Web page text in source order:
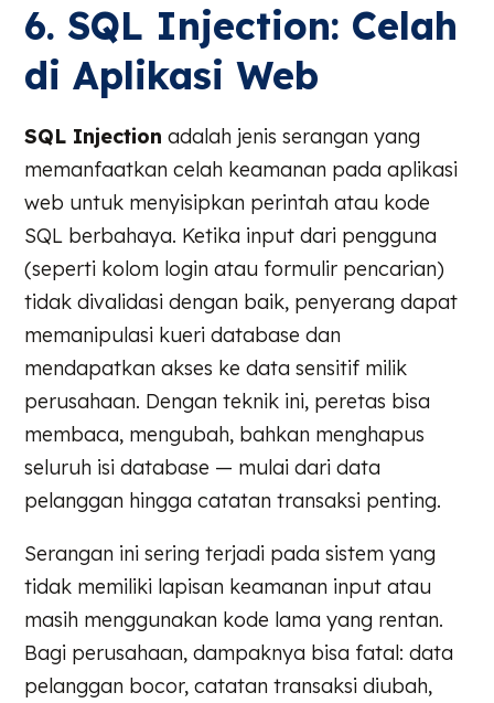
6. SQL Injection: Celah
di Aplikasi Web
SQL Injection adalah jenis serangan yang
memanfaatkan celah keamanan pada aplikasi
web untuk menyisipkan perintah atau kode
SQL berbahaya. Ketika input dari pengguna
(seperti kolom login atau formulir pencarian)
tidak divalidasi dengan baik, penyerang dapat
memanipulasi kueri database dan
mendapatkan akses ke data sensitif milik
perusahaan. Dengan teknik ini, peretas bisa
membaca, mengubah, bahkan menghapus
seluruh isi database — mulai dari data
pelanggan hingga catatan transaksi penting.
Serangan ini sering terjadi pada sistem yang
tidak memiliki lapisan keamanan input atau
masih menggunakan kode lama yang rentan.
Bagi perusahaan, dampaknya bisa fatal: data
pelanggan bocor, catatan transaksi diubah,